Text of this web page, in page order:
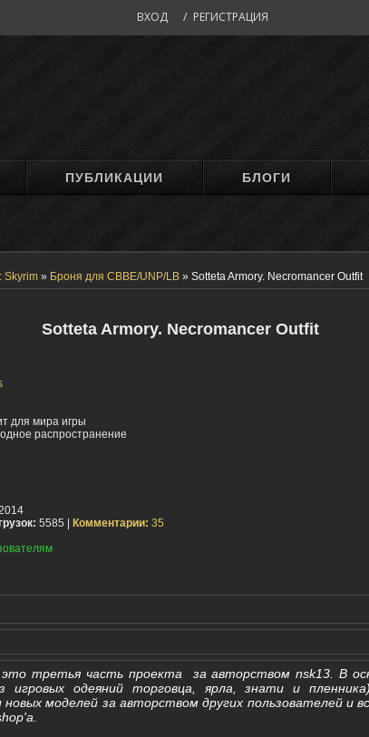
ВХОД / РЕГИСТРАЦИЯ
ПУБЛИКАЦИИ БЛОГИ
Skyrim » Броня для CBBE/UNP/LB » Sotteta Armory. Necromancer Outfit
Sotteta Armory. Necromancer Outfit
для мира игры
распространение
5585 | Комментарии: 35
третья часть проекта за авторством nsk13. В
игровых одеяний торговца, ярла, знати и
моделей за авторством других пользователей и